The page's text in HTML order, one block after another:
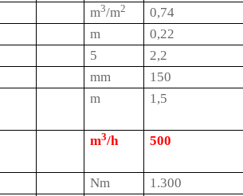
m3/m2
0,74
m
0,22
5
2,2
mm
150
m 1,5
m3/h 500
Nm
1.300